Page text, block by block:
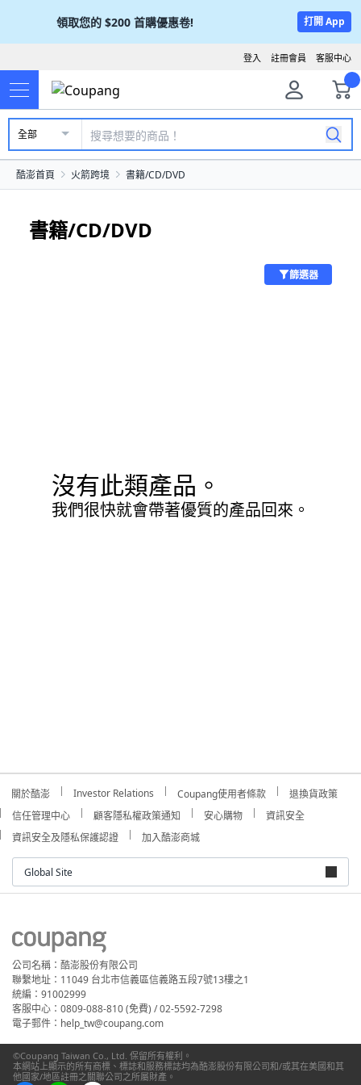
領取您的 $200 首購優惠卷! 打開 App
客服中心
註冊會員
登入
全部
酷澎首頁 火箭跨境 書籍/CD/DVD
書籍/CD/DVD
篩選器
沒有此類產品。
我們很快就會帶著優質的產品回來。
關於酷澎 Investor Relations Coupang使用者條款
退換貨政策
信任管理中心
顧客隱私權政策通知 安心購物
資訊安全
資訊安全及隱私保護認證
加入酷澎商城
Global Site
公司名稱：酷澎股份有限公司
聯繫地址：11049 台北市信義區信義路五段7號13樓之1
統編：91002999
客服中心：0809-088-810 (免費) / 02-5592-7298
電子郵件：help_tw@coupang.com
©Coupang Taiwan Co., Ltd. 保留所有權利。
本網站上顯示的所有商標、標誌和服務標誌均為酷澎股份有限公司和/或其在美國和其
他國家/地區註冊之關聯公司之所屬財產。